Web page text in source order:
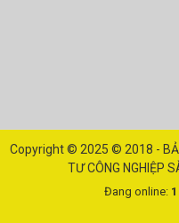
Copyright © 2025 © 2018 -
TƯ CÔNG NGHIỆP
Đang online: 1